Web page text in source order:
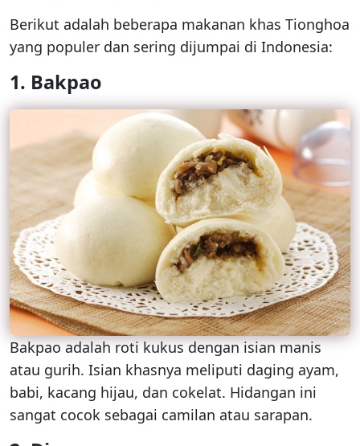
Berikut adalah beberapa makanan khas Tionghoa
yang populer dan sering dijumpai di Indonesia:
1. Bakpao
Bakpao adalah roti kukus dengan isian manis
atau gurih. Isian khasnya meliputi daging ayam,
babi, kacang hijau, dan cokelat. Hidangan ini
sangat cocok sebagai camilan atau sarapan.